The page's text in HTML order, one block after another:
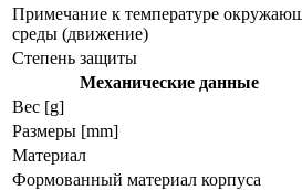
Примечание к температуре
среды (движение)
Степень защиты
Механические данные
Вес [g]
Размеры [mm]
Материал
Формованный материал корпуса